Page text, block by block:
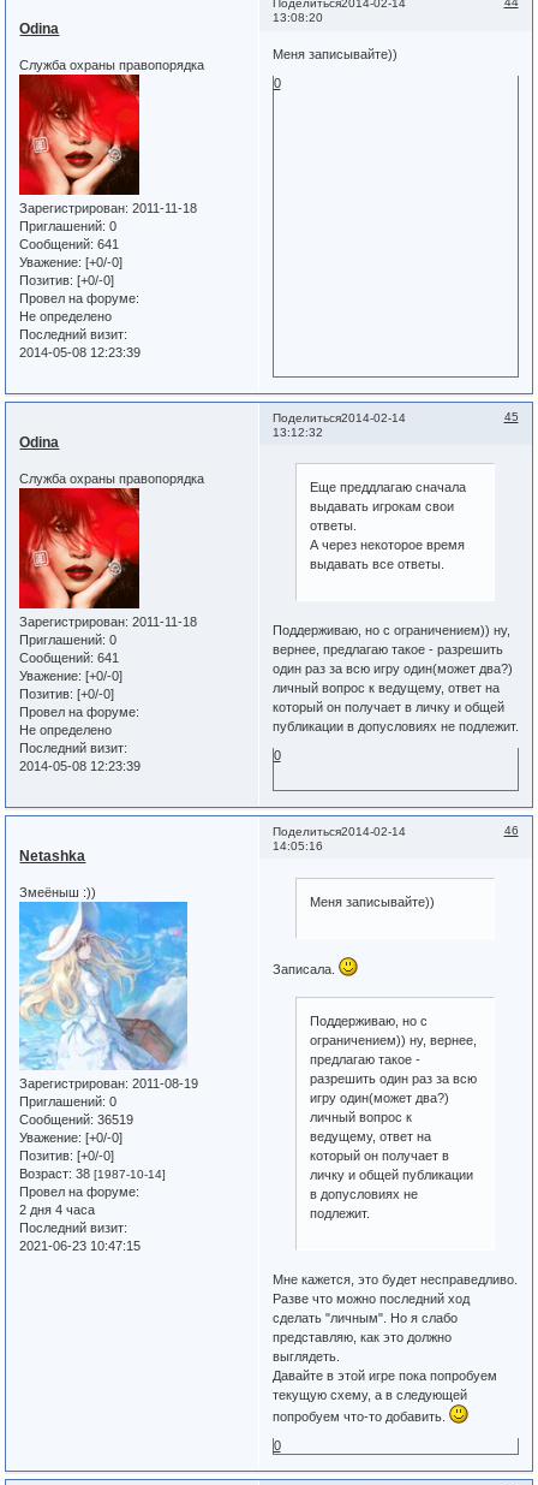
Поделиться2014-02-14
13:08:20
Odina
Служба охраны правопорядка
Зарегистрирован: 2011-11-18
Приглашений: 0
Сообщений: 641
Уважение: [+0/-0]
Позитив: [+0/-0]
Провел на форуме:
Не определено
Последний визит:
2014-05-08 12:23:39
Меня записывайте))
0
Поделиться 45
2014-02-14
13:12:32
Odina
Служба охраны правопорядка
Зарегистрирован: 2011-11-18
Приглашений: 0
Сообщений: 641
Уважение: [+0/-0]
Позитив: [+0/-0]
Провел на форуме:
Не определено
Последний визит:
2014-05-08 12:23:39
Еще преддлагаю сначала
выдавать игрокам свои
ответы.
А через некоторое время
выдавать все ответы.
Поддерживаю, но с ограничением)) ну,
вернее, предлагаю такое - разрешить
один раз за всю игру один(может два?)
личный вопрос к ведущему, ответ на
который он получает в личку и общей
публикации в допусловиях не подлежит.
0
Поделиться 46
2014-02-14
14:05:16
Netashka
Змеёныш :))
Зарегистрирован: 2011-08-19
Приглашений: 0
Сообщений: 36519
Уважение: [+0/-0]
Позитив: [+0/-0]
Возраст: 38[1987-10-14]
Провел на форуме:
2 дня 4 часа
Последний визит:
2021-06-23 10:47:15
Меня записывайте))
Записала.
Поддерживаю, но с
ограничением)) ну, вернее,
предлагаю такое -
разрешить один раз за всю
игру один(может два?)
личный вопрос к
ведущему, ответ на
который он получает в
личку и общей публикации
в допусловиях не
подлежит.
Мне кажется, это будет несправедливо.
Разве что можно последний ход
сделать "личным". Но я слабо
представляю, как это должно
выглядеть.
Давайте в этой игре пока попробуем
текущую схему, а в следующей
попробуем что-то добавить.
0